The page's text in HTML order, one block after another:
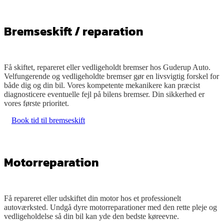
Bremseskift / reparation
Få skiftet, repareret eller vedligeholdt bremser hos Guderup Auto.
Velfungerende og vedligeholdte bremser gør en livsvigtig forskel for
både dig og din bil. Vores kompetente mekanikere kan præcist
diagnosticere eventuelle fejl på bilens bremser. Din sikkerhed er
vores første prioritet.
Book tid til bremseskift
Motorreparation
Få repareret eller udskiftet din motor hos et professionelt
autoværksted. Undgå dyre motorreparationer med den rette pleje og
vedligeholdelse så din bil kan yde den bedste køreevne.